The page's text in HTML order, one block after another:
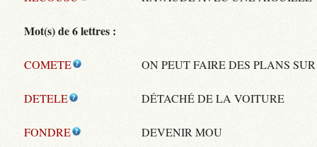
Mot(s) de 6 lettres :
COMETE ON PEUT FAIRE DES PLANS
DETELE DÉTACHÉ DE LA VOITURE
FONDRE DEVENIR MOU